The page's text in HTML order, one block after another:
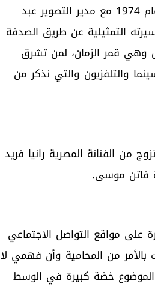
بقسم التصوير، وقد بدأ مشواره الفنى كمساعد تصوير في فيلم أميرة حبي أنا عام 1974 مع مدير التصوير عبد
التمثيلية عن طريق الصدفة
بنفس العام، ثم شارك عام 1976 بأربعة أعمال وهي قمر الزمان، لمن تشرق
والتلفزيون والتي نذكر من
الفنانة المصرية رانيا فريد
مواقع التواصل الاجتماعي
بالأمر من المحامية وأن فهمي لا
الموضوع خضة كبيرة في الوسط